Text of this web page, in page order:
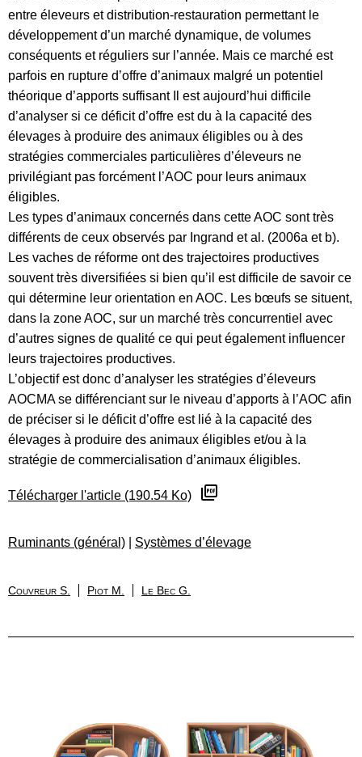
entre éleveurs et distribution-restauration permettant le
développement d’un marché dynamique, de volumes
conséquents et réguliers sur l’année. Mais ce marché est
parfois en rupture d’offre d’animaux malgré un potentiel
théorique d’apports suffisant Il est aujourd’hui difficile
d’analyser si ce déficit d’offre est du à la capacité des
élevages à produire des animaux éligibles ou à des
stratégies commerciales particulières d’éleveurs ne
privilégiant pas forcément l’AOC pour leurs animaux
éligibles.
Les types d’animaux concernés dans cette AOC sont très
différents de ceux observés par Ingrand et al. (2006a et b).
Les vaches de réforme ont des trajectoires productives
souvent très diversifiées si bien qu’il est difficile de savoir ce
qui détermine leur orientation en AOC. Les bœufs se situent,
dans la zone AOC, sur un marché très concurrentiel avec
d’autres signes de qualité ce qui peut également influencer
leurs trajectoires productives.
L’objectif est donc d’analyser les stratégies d’éleveurs
AOCMA se différenciant sur le niveau d’apports à l’AOC afin
de préciser si le déficit d’offre est lié à la capacité des
élevages à produire des animaux éligibles et/ou à la
stratégie de commercialisation d’animaux éligibles.
Télécharger l'article (190.54 Ko)
Ruminants (général) Systèmes d’élevage
Couvreur S. Piot M. Le Bec G.